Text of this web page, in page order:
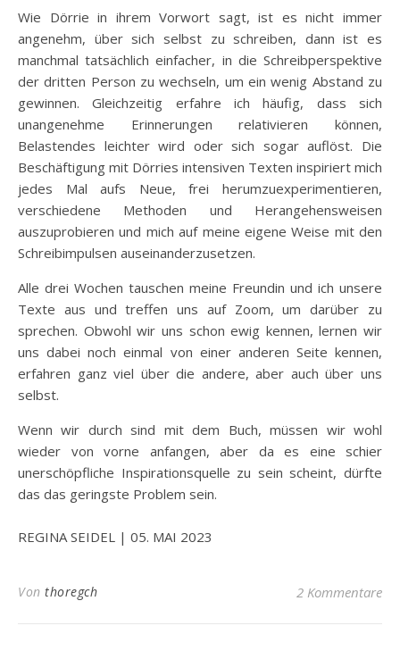
Wie Dörrie in ihrem Vorwort sagt, ist es nicht immer
angenehm, über sich selbst zu schreiben, dann ist es
manchmal tatsächlich einfacher, in die Schreibperspektive
der dritten Person zu wechseln, um ein wenig Abstand zu
gewinnen. Gleichzeitig erfahre ich häufig, dass sich
unangenehme Erinnerungen relativieren können,
Belastendes leichter wird oder sich sogar auflöst. Die
Beschäftigung mit Dörries intensiven Texten inspiriert mich
jedes Mal aufs Neue, frei herumzuexperimentieren,
verschiedene Methoden und Herangehensweisen
auszuprobieren und mich auf meine eigene Weise mit den
Schreibimpulsen auseinanderzusetzen.
Alle drei Wochen tauschen meine Freundin und ich unsere
Texte aus und treffen uns auf Zoom, um darüber zu
sprechen. Obwohl wir uns schon ewig kennen, lernen wir
uns dabei noch einmal von einer anderen Seite kennen,
erfahren ganz viel über die andere, aber auch über uns
selbst.
Wenn wir durch sind mit dem Buch, müssen wir wohl
wieder von vorne anfangen, aber da es eine schier
unerschöpfliche Inspirationsquelle zu sein scheint, dürfte
das das geringste Problem sein.
REGINA SEIDEL | 05. MAI 2023
Von thoregch 2 Kommentare